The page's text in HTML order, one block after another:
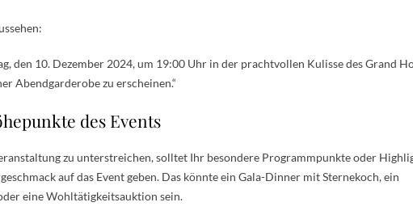
den 10. Dezember 2024, um 19:00 Uhr in der prachtvollen Kulisse des Grand
Abendgarderobe zu erscheinen.“
des Events
zu unterstreichen, solltet Ihr besondere Programmpunkte oder
auf das Event geben. Das könnte ein Gala-Dinner mit Sternekoch, ein
eine Wohltätigkeitsauktion sein.